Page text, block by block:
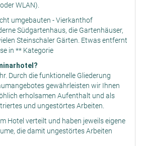
WLAN).
umgebauten - Vierkanthof
Südgartenhaus, die Gartenhäuser,
Steinschaler Gärten. Etwas entfernt
in ** Kategorie
Durch die funktionelle Gliederung
gewährleisten wir Ihnen
erholsamen Aufenthalt und als
und ungestörtes Arbeiten.
Hotel verteilt und haben jeweils eigene
die damit ungestörtes Arbeiten